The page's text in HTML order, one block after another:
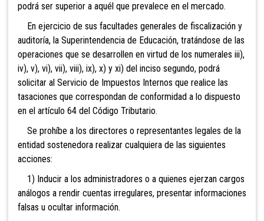
podrá ser superior a aquél que prevalece en el mercado.
En ejercicio de sus facultades generales de fiscalización y
auditoría, la Superintendencia de Educación, tratándose de las
operaciones que se desarrollen en virtud de los numerales iii),
iv), v), vi), vii), viii), ix), x) y xi) del inciso segundo, podrá
solicitar al Servicio de Impuestos Internos que realice las
tasaciones que correspondan de conformidad a lo dispuesto
en el artículo 64 del Código Tributario.
Se prohíbe a los directores o representantes legales de la
entidad sostenedora realizar cualquiera de las siguientes
acciones:
1) Inducir a los administradores o a quienes ejerzan cargos
análogos a rendir cuentas irregulares, presentar informaciones
falsas u ocultar información.